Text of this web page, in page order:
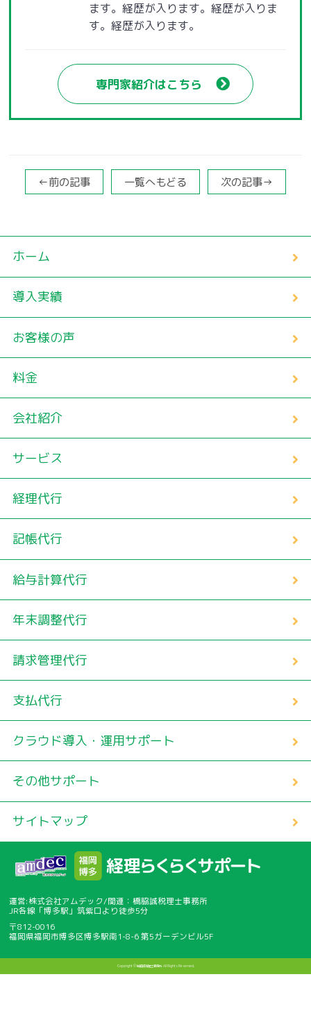
ます。経歴が入ります。経歴が入りま
す。経歴が入ります。
専門家紹介はこちら
←前の記事 一覧へもどる 次の記事→
ホーム
導入実績
お客様の声
料金
会社紹介
サービス
経理代行
記帳代行
給与計算代行
年末調整代行
請求管理代行
支払代行
クラウド導入・運用サポート
その他サポート
サイトマップ
運営:株式会社アムデック/関連：橋脇誠税理士事務所
JR各線「博多駅」筑紫口より徒歩5分
〒812-0016
福岡県福岡市博多区博多駅南1-8-6 第5ガーデンビル5F
Copyright © 橋脇誠税理士事務所. All Rights Reserved.